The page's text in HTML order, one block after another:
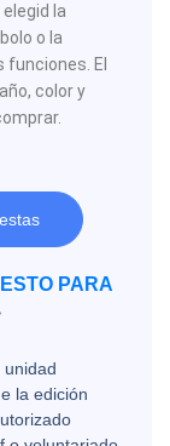
la
o la
funciones. El
color y
unidad
la edición
PARA